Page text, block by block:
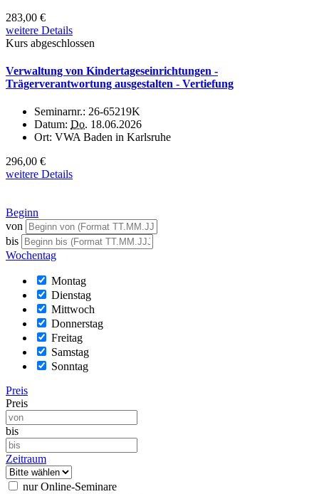
283,00 €
weitere Details
Kurs abgeschlossen
Verwaltung von Kindertageseinrichtungen -
Trägerverantwortung ausgestalten - Vertiefung
Seminarnr.: 26-65219K
Datum: Do. 18.06.2026
Ort: VWA Baden in Karlsruhe
296,00 €
weitere Details
Beginn
von
bis
Wochentag
Montag
Dienstag
Mittwoch
Donnerstag
Freitag
Samstag
Sonntag
Preis
Preis
bis
Zeitraum
nur Online-Seminare